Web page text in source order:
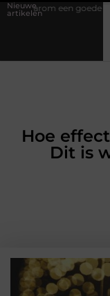
Nieuwe
artikelen
stukadoorgroothandel
Hoe
Dit is